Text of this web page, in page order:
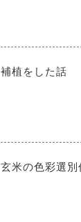
補植をした話
玄米の色彩選別